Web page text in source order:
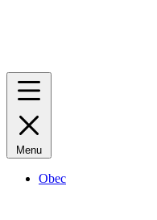
Menu
Obec